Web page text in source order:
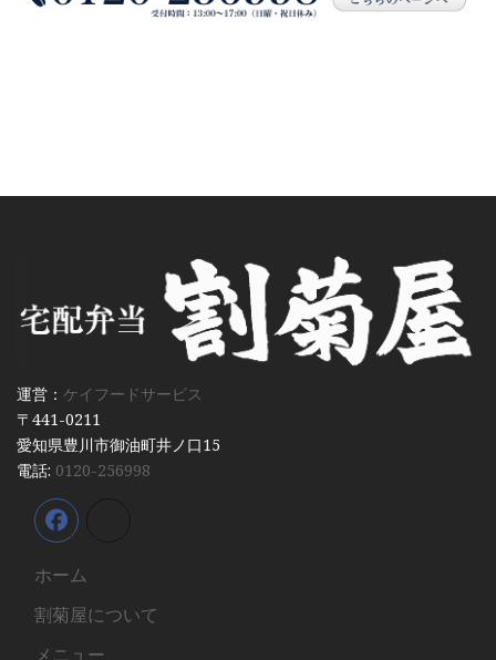
運営： ケイフードサービス
〒441-0211
愛知県豊川市御油町井ノ口15
電話: 0120-256998
ホーム
割菊屋について
メニュー